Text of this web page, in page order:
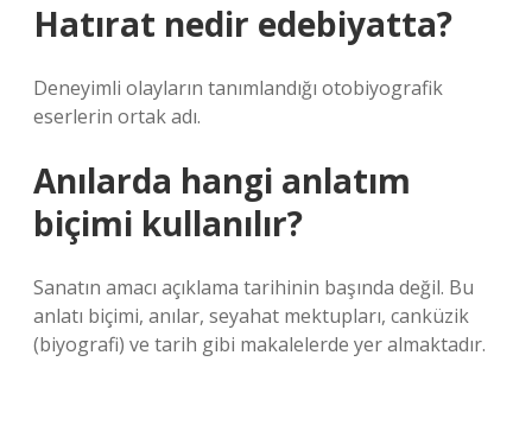
Hatırat nedir edebiyatta?
Deneyimli olayların tanımlandığı otobiyografik
eserlerin ortak adı.
Anılarda hangi anlatım
biçimi kullanılır?
Sanatın amacı açıklama tarihinin başında değil. Bu
anlatı biçimi, anılar, seyahat mektupları, canküzik
(biyografi) ve tarih gibi makalelerde yer almaktadır.